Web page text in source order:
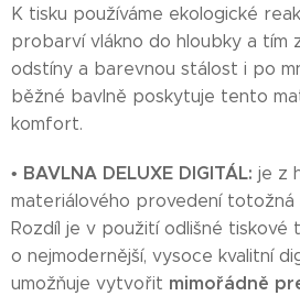
K tisku používáme ekologické
probarví vlákno do hloubky a tím
odstíny a barevnou stálost i po
běžné bavlně poskytuje tento
komfort.
• BAVLNA DELUXE DIGITÁL: je z
materiálového provedení totožná
Rozdíl je v použití odlišné tiskové
o nejmodernější, vysoce kvalitní
umožňuje vytvořit mimořádně